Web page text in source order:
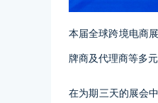
本届全球跨境电商
牌商及代理商等多
在为期三天的展会